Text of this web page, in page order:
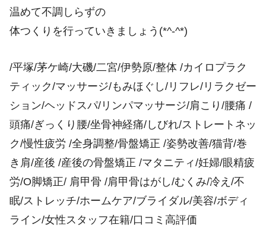
温めて不調しらずの
体つくりを行っていきましょう(*^-^*)
/平塚/茅ケ崎/大磯/二宮/伊勢原/整体 /カイロプラク
ティック/マッサージ/もみほぐし/リフレ/リラクゼー
ション/ヘッドスパ/リンパマッサージ/肩こり/腰痛 /
頭痛/ぎっくり腰/坐骨神経痛/しびれ/ストレートネッ
ク/慢性疲労 /全身調整/骨盤矯正 /姿勢改善/猫背/巻
き肩/産後 /産後の骨盤矯正 /マタニティ/妊婦/眼精疲
労/O脚矯正/ 肩甲骨 /肩甲骨はがし/むくみ/冷え/不
眠/ストレッチ/ホームケア/ブライダル/美容/ボディ
ライン/女性スタッフ在籍/口コミ高評価